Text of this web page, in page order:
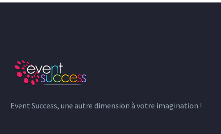
Event Success, une autre dimension à votre imagination !